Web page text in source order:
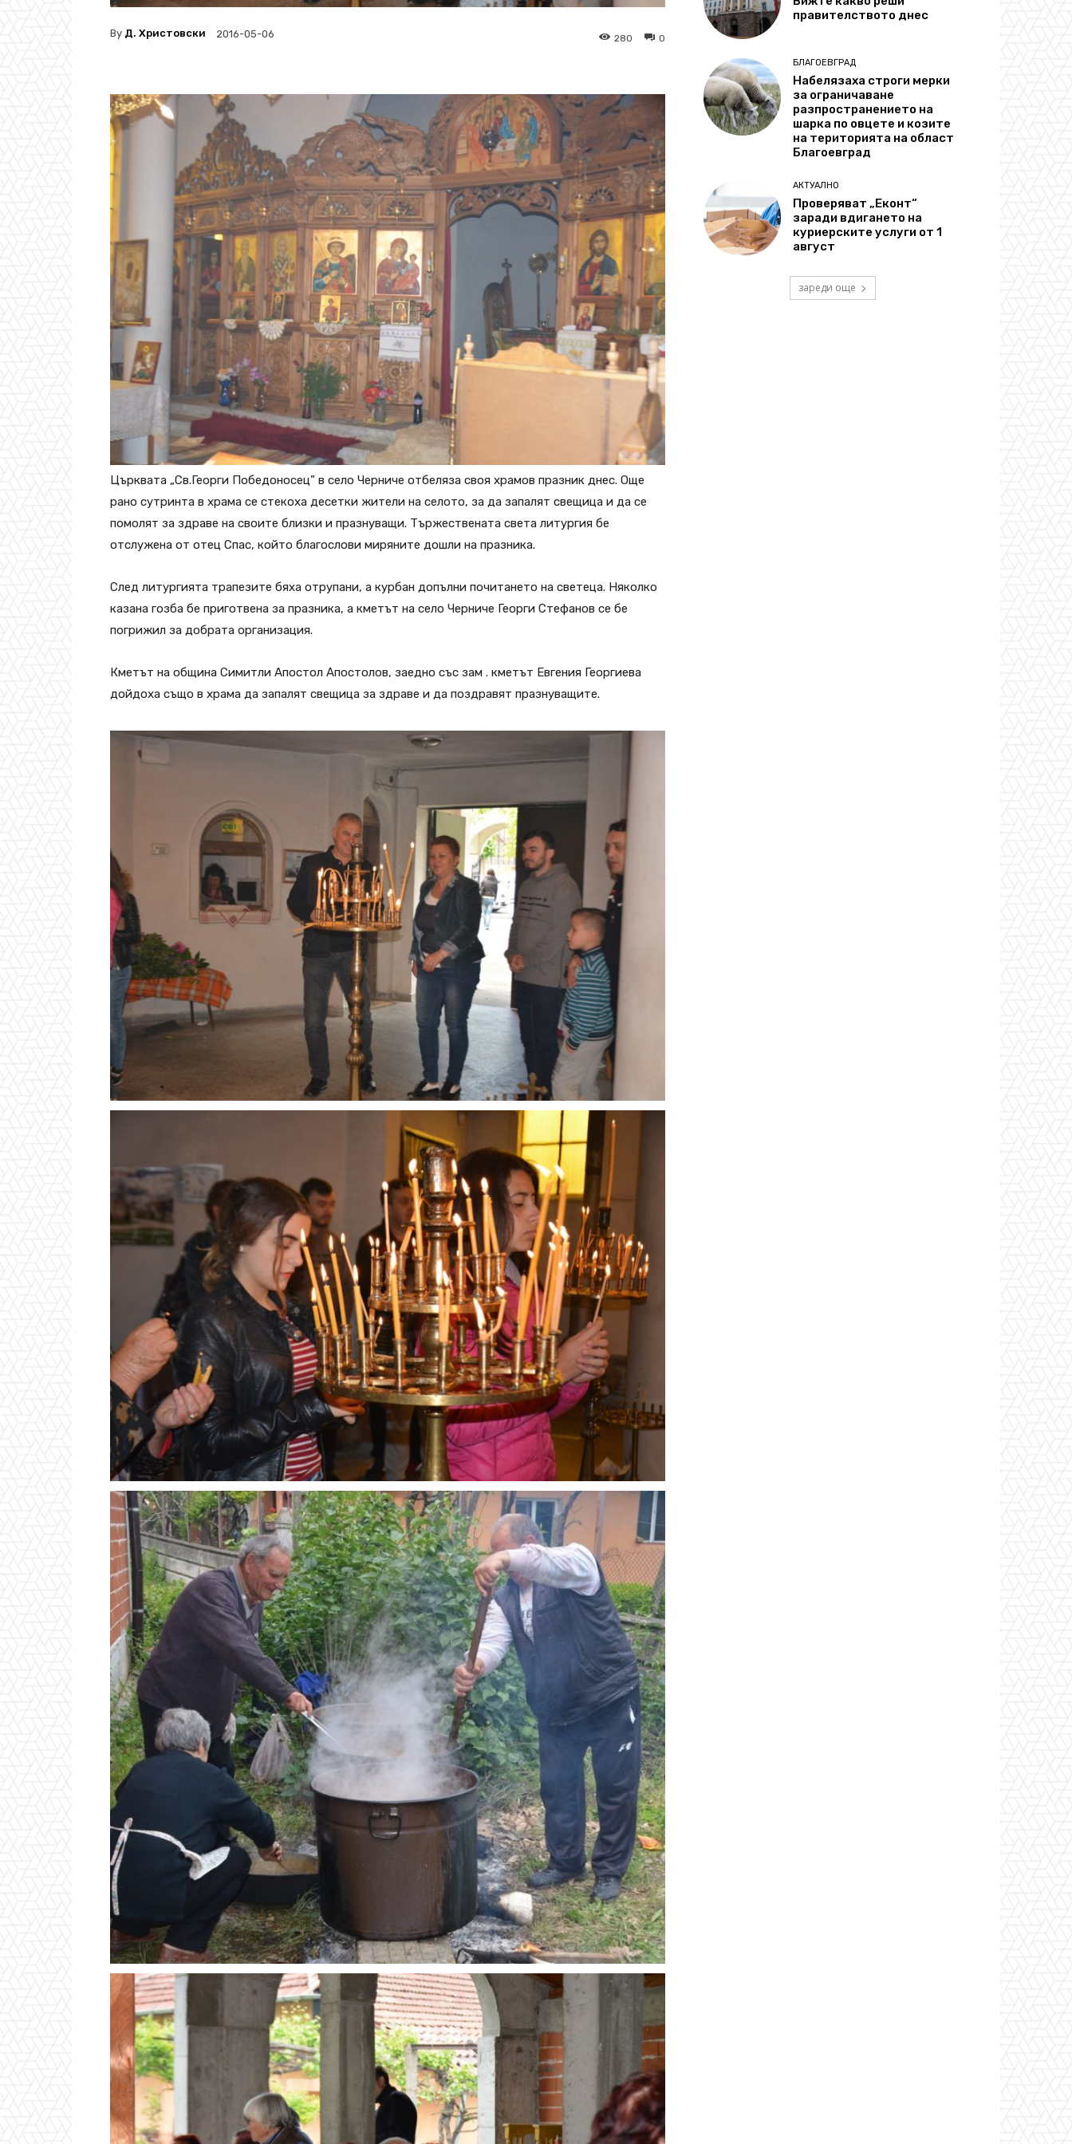
By Д. Христовски 2016-05-06 0
280
Църквата „Св.Георги Победоносец” в село Черниче отбеляза своя храмов празник днес. Още
рано сутринта в храма се стекоха десетки жители на селото, за да запалят свещица и да се
помолят за здраве на своите близки и празнуващи. Тържествената света литургия бе
отслужена от отец Спас, който благослови миряните дошли на празника.
След литургията трапезите бяха отрупани, а курбан допълни почитането на светеца. Няколко
казана гозба бе приготвена за празника, а кметът на село Черниче Георги Стефанов се бе
погрижил за добрата организация.
Кметът на община Симитли Апостол Апостолов, заедно със зам . кметът Евгения Георгиева
дойдоха също в храма да запалят свещица за здраве и да поздравят празнуващите.
правителството днес
БЛАГОЕВГРАД
Набелязаха строги мерки
за ограничаване
разпространението на
шарка по овцете и козите
на територията на област
Благоевград
АКТУАЛНО
Проверяват „Еконт“
заради вдигането на
куриерските услуги от 1
август
зареди още